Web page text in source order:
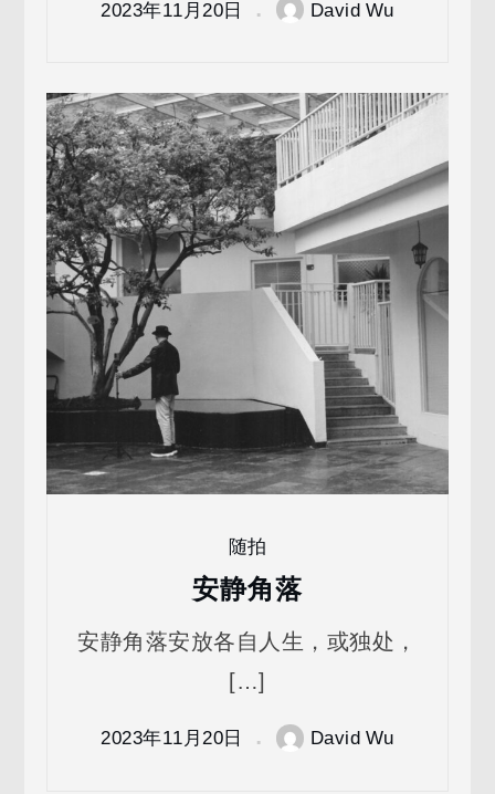
2023年11月20日 David Wu
随拍
安静角落
安静角落安放各自人生，或独处，
[…]
2023年11月20日 David Wu